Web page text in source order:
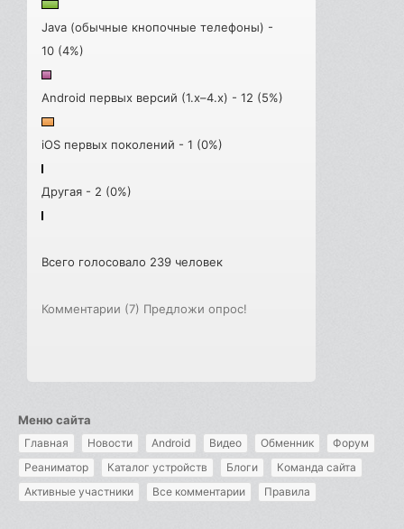
Java (обычные кнопочные телефоны) -
10 (4%)
Android первых версий (1.x–4.x) - 12 (5%)
iOS первых поколений - 1 (0%)
Другая - 2 (0%)
Всего голосовало 239 человек
Комментарии (7) Предложи опрос!
Меню сайта
Главная Новости Android Видео Обменник
Форум
Реаниматор
Каталог устройств Блоги
Команда сайта
Активные участники
Все комментарии Правила